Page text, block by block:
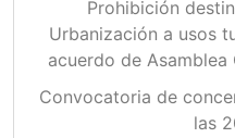
Prohibición
Urbanización a usos
acuerdo de
Convocatoria de
las